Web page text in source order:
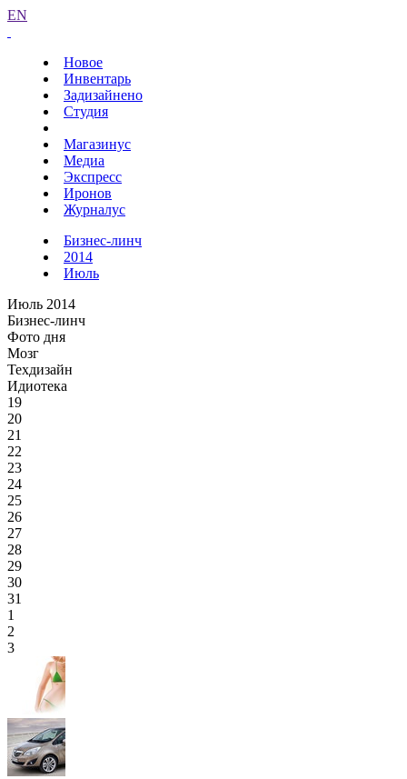
EN
Новое
Инвентарь
Задизайнено
Студия
Магазинус
Медиа
Экспресс
Иронов
Журналус
Бизнес-линч
2014
Июль
Июль 2014
Бизнес-линч
Фото дня
Мозг
Техдизайн
Идиотека
19
20
21
22
23
24
25
26
27
28
29
30
31
1
2
3